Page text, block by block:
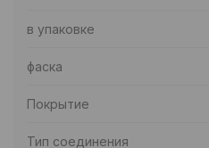
в упаковке
фаска
Покрытие
Тип соединения